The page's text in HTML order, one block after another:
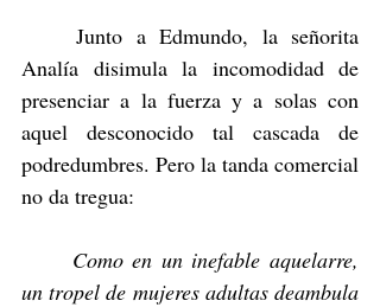
	Junto a Edmundo, la señorita
Analía disimula la incomodidad de
presenciar a la fuerza y a solas con
aquel desconocido tal cascada de
podredumbres. Pero la tanda comercial
no da tregua:
un tropel de mujeres adultas deambula